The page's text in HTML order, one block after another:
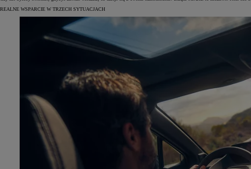
REALNE WSPARCIE W TRZECH SYTUACJACH